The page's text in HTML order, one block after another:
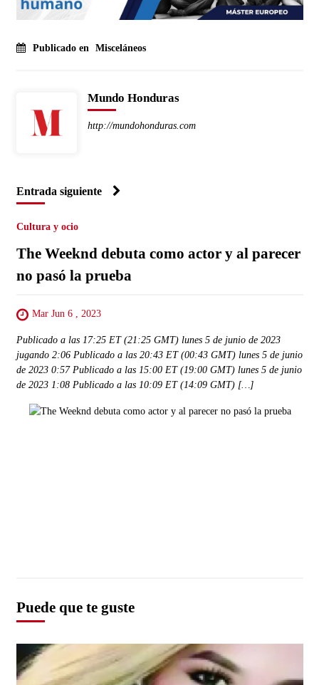
Publicado en Misceláneos
Mundo Honduras
http://mundohonduras.com
Entrada siguiente
Cultura y ocio
The Weeknd debuta como actor y al parecer
no pasó la prueba
Mar Jun 6 , 2023
Publicado a las 17:25 ET (21:25 GMT) lunes 5 de junio de 2023
jugando 2:06 Publicado a las 20:43 ET (00:43 GMT) lunes 5 de junio
de 2023 0:57 Publicado a las 15:00 ET (19:00 GMT) lunes 5 de junio
de 2023 1:08 Publicado a las 10:09 ET (14:09 GMT) […]
Puede que te guste